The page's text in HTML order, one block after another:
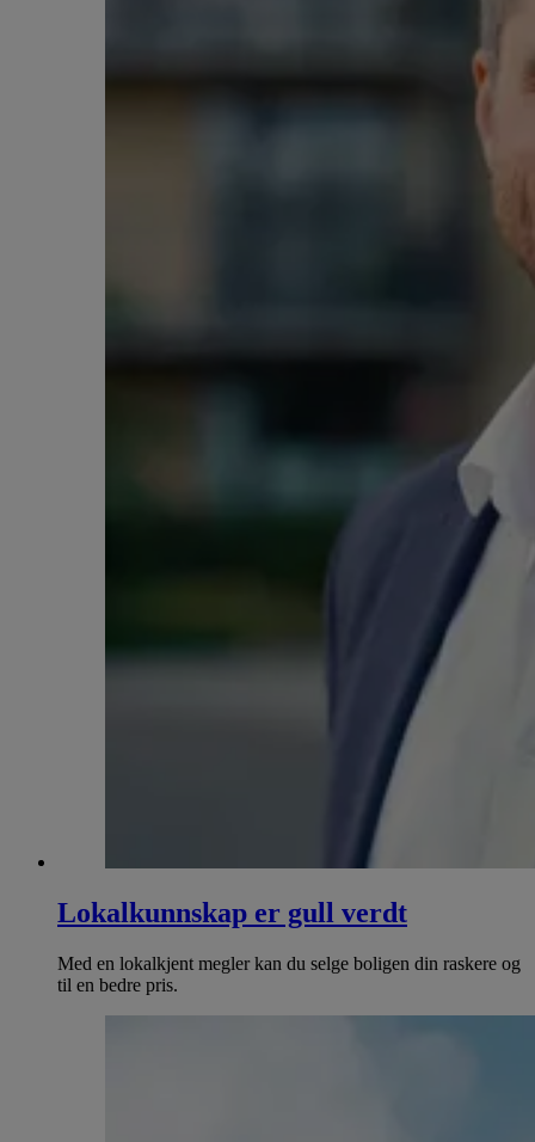
Lokalkunnskap er gull verdt
Med en lokalkjent megler kan du selge boligen din raskere og
til en bedre pris.